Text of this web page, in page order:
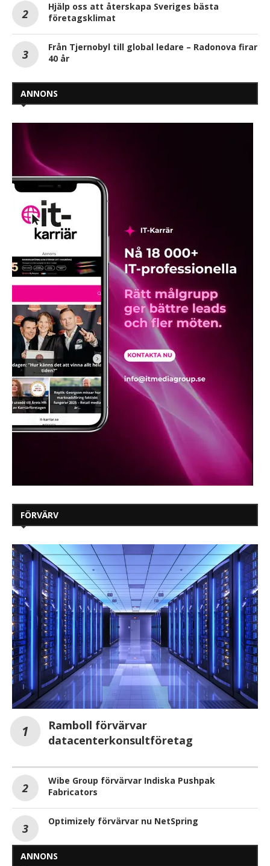
Hjälp oss att återskapa Sveriges bästa
företagsklimat
Från Tjernobyl till global ledare – Radonova firar
40 år
ANNONS
FÖRVÄRV
Ramboll förvärvar
datacenterkonsultföretag
Wibe Group förvärvar Indiska Pushpak
Fabricators
Optimizely förvärvar nu NetSpring
ANNONS